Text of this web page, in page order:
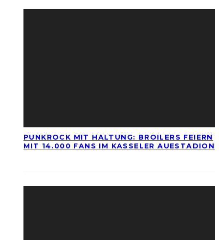
PUNKROCK MIT HALTUNG: BROILERS FEIERN
MIT 14.000 FANS IM KASSELER AUESTADION